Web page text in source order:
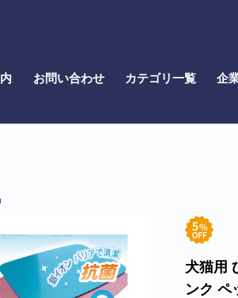
お問い合わせ カテゴリ一覧 企
犬猫用
ンク ペ